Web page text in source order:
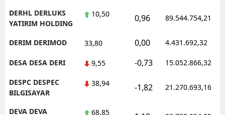
DERHL DERLUKS
YATIRIM HOLDING
10,50 0,96 89.544.754,21
DERIM DERIMOD 33,80 0,00 4.431.692,32
DESA DESA DERI 9,55 -0,73 15.052.866,32
DESPC DESPEC
BILGISAYAR
38,94 -1,82 21.270.693,16
DEVA DEVA
68,85